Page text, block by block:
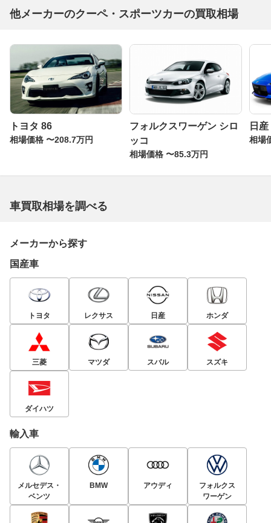
他メーカーのクーペ・スポーツカーの買取相場
トヨタ 86
相場価格 〜208.7万円
フォルクスワーゲン シロ
ッコ
相場価格 〜85.3万円
日
相場
車買取相場を調べる
メーカーから探す
国産車
トヨタ レクサス 日産 ホンダ
三菱 マツダ スバル スズキ
ダイハツ
輸入車
メルセデス・
ベンツ
BMW アウディ
フォルクス
ワーゲン